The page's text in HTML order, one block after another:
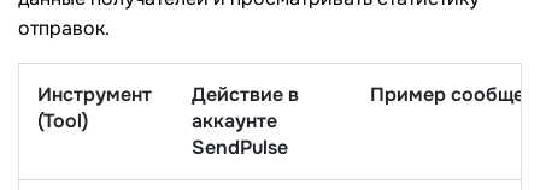
отправок.
Инструмент
(Tool)
Действие в
аккаунте
SendPulse
Пример